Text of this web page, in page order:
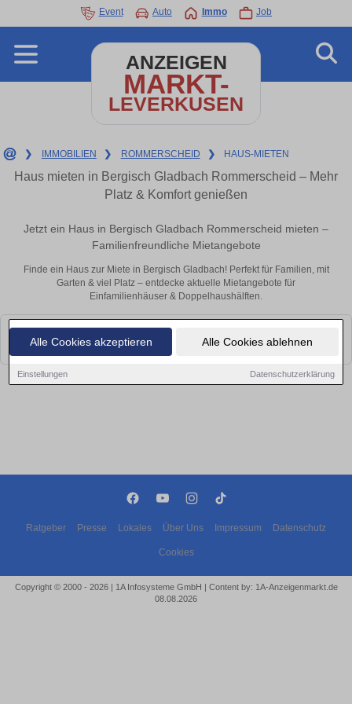
Alle Cookies akzeptieren Alle Cookies ablehnen
Einstellungen Datenschutzerklärung
Event Auto Immo Job
ANZEIGEN
MARKT-
LEVERKUSEN
❯ IMMOBILIEN ❯ ROMMERSCHEID ❯ HAUS-MIETEN
Haus mieten in Bergisch Gladbach Rommerscheid – Mehr
Platz & Komfort genießen
Jetzt ein Haus in Bergisch Gladbach Rommerscheid mieten –
Familienfreundliche Mietangebote
Finde ein Haus zur Miete in Bergisch Gladbach! Perfekt für Familien, mit
Garten & viel Platz – entdecke aktuelle Mietangebote für
Einfamilienhäuser & Doppelhaushälften.
Leider konnten wir derzeit keine passenden Objekte finden. Schauen Sie
bald wieder vorbei!
Ratgeber Presse Lokales Über Uns Impressum Datenschutz
Cookies
Copyright © 2000 - 2026 | 1A Infosysteme GmbH | Content by: 1A-Anzeigenmarkt.de
08.08.2026